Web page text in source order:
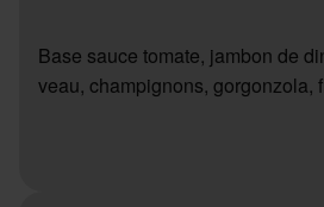
Base sauce tomate, jambon de
veau, champignons, gorgonzola,